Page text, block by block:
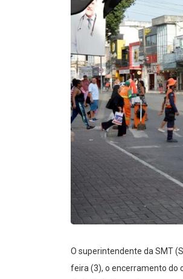
O superintendente da SMT
feira (3), o encerramento do